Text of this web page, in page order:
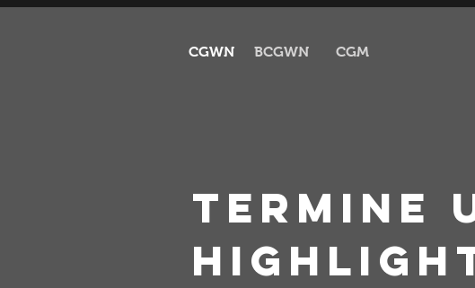
Termine
CGWN BCGWN CGM